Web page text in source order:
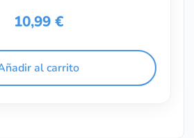
10,99 €
al carrito